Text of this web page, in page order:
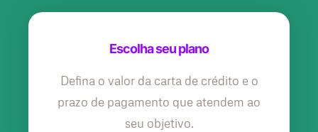
Escolha seu plano
Defina o valor da carta de crédito e o
prazo de pagamento que atendem ao
seu objetivo.